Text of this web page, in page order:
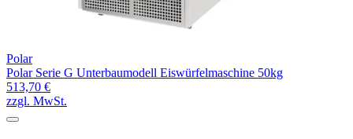
Polar
Polar Serie G Unterbaumodell Eiswürfelmaschine 50kg
513,70 €
zzgl. MwSt.